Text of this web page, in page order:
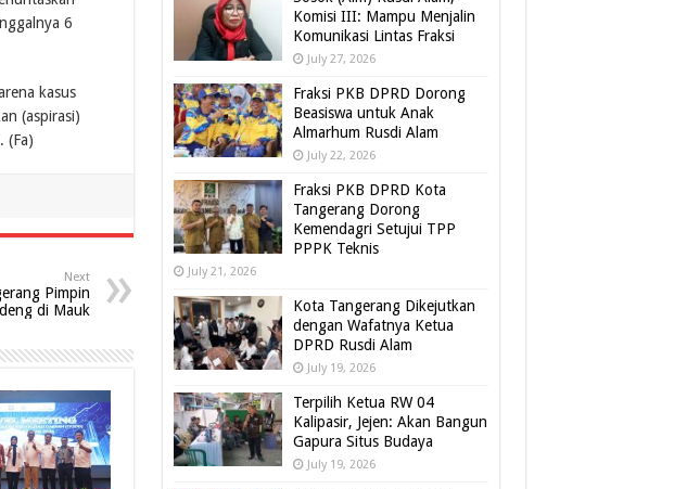
6
kasus
(aspirasi)
(Fa)
Next
Pimpin
di Mauk
Komisi III: Mampu Menjalin
Komunikasi Lintas Fraksi
July 27, 2026
Fraksi PKB DPRD Dorong
Beasiswa untuk Anak
Almarhum Rusdi Alam
July 22, 2026
Fraksi PKB DPRD Kota
Tangerang Dorong
Kemendagri Setujui TPP
PPPK Teknis
July 21, 2026
Kota Tangerang Dikejutkan
dengan Wafatnya Ketua
DPRD Rusdi Alam
July 19, 2026
Terpilih Ketua RW 04
Kalipasir, Jejen: Akan Bangun
Gapura Situs Budaya
July 19, 2026